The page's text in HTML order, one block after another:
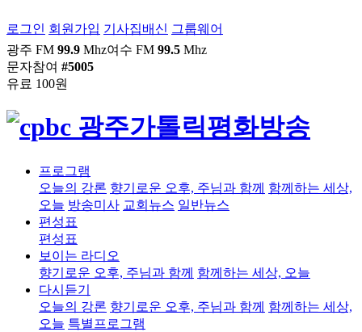
로그인 회원가입 기사집배신 그룹웨어
광주 FM 99.9 Mhz여수 FM 99.5 Mhz
문자참여 #5005
유료 100원
프로그램
오늘의 강론 향기로운 오후, 주님과 함께 함께하는 세상,
오늘 방송미사 교회뉴스 일반뉴스
편성표
편성표
보이는 라디오
향기로운 오후, 주님과 함께 함께하는 세상, 오늘
다시듣기
오늘의 강론 향기로운 오후, 주님과 함께 함께하는 세상,
오늘 특별프로그램